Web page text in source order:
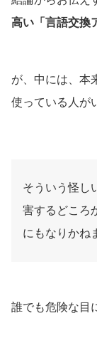
高い「言語交換
が、中には、本
使っている人が
そういう怪し
害するどころ
にもなりかね
誰でも危険な目